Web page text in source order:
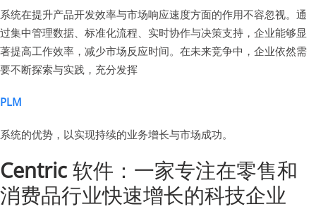
系统在提升产品开发效率与市场响应速度方面的作用不容忽视。通
过集中管理数据、标准化流程、实时协作与决策支持，企业能够显
著提高工作效率，减少市场反应时间。在未来竞争中，企业依然需
要不断探索与实践，充分发挥
PLM
系统的优势，以实现持续的业务增长与市场成功。
Centric 软件：一家专注在零售和
消费品行业快速增长的科技企业